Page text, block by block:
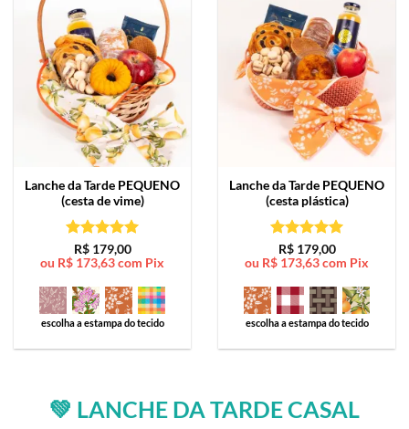
Lanche da Tarde PEQUENO
(cesta de vime)
Avaliação5
de 5
R$179,00
ou R$ 173,63com Pix
escolha a estampa do tecido
Lanche da Tarde PEQUENO
(cesta plástica)
Avaliação5
de 5
R$179,00
ou R$ 173,63com Pix
escolha a estampa do tecido
💚 LANCHE DA TARDE CASAL